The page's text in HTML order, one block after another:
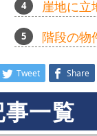
崖地に立
階段の物
Tweet Share
一覧